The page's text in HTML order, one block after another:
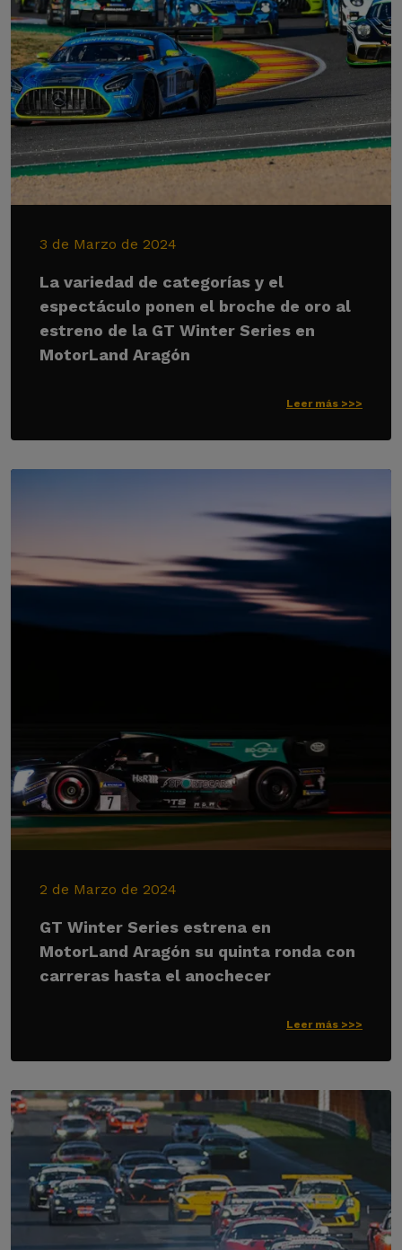
3 de Marzo de 2024
La variedad de categorías y el
espectáculo ponen el broche de oro al
estreno de la GT Winter Series en
MotorLand Aragón
Leer más >>>
2 de Marzo de 2024
GT Winter Series estrena en
MotorLand Aragón su quinta ronda con
carreras hasta el anochecer
Leer más >>>